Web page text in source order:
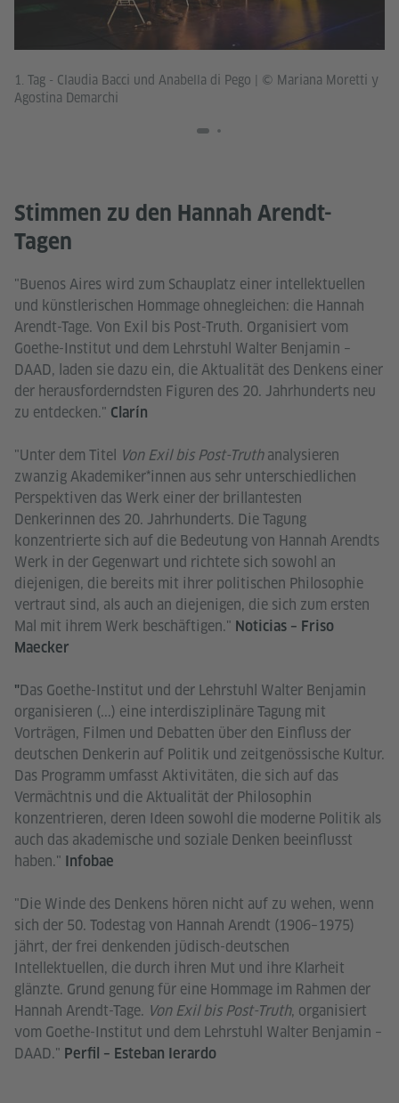
1. Tag - Claudia Bacci und Anabella di Pego | © Mariana Moretti y
Agostina Demarchi
Stimmen zu den Hannah Arendt-
Tagen
"Buenos Aires wird zum Schauplatz einer intellektuellen
und künstlerischen Hommage ohnegleichen: die Hannah
Arendt-Tage. Von Exil bis Post-Truth. Organisiert vom
Goethe-Institut und dem Lehrstuhl Walter Benjamin –
DAAD, laden sie dazu ein, die Aktualität des Denkens einer
der herausforderndsten Figuren des 20. Jahrhunderts neu
zu entdecken." Clarín
"Unter dem Titel Von Exil bis Post-Truthanalysieren
zwanzig Akademiker*innen aus sehr unterschiedlichen
Perspektiven das Werk einer der brillantesten
Denkerinnen des 20. Jahrhunderts. Die Tagung
konzentrierte sich auf die Bedeutung von Hannah Arendts
Werk in der Gegenwart und richtete sich sowohl an
diejenigen, die bereits mit ihrer politischen Philosophie
vertraut sind, als auch an diejenigen, die sich zum ersten
Mal mit ihrem Werk beschäftigen." Noticias – Friso
Maecker
"Das Goethe-Institut und der Lehrstuhl Walter Benjamin
organisieren (...) eine interdisziplinäre Tagung mit
Vorträgen, Filmen und Debatten über den Einfluss der
deutschen Denkerin auf Politik und zeitgenössische Kultur.
Das Programm umfasst Aktivitäten, die sich auf das
Vermächtnis und die Aktualität der Philosophin
konzentrieren, deren Ideen sowohl die moderne Politik als
auch das akademische und soziale Denken beeinflusst
haben." Infobae
"Die Winde des Denkens hören nicht auf zu wehen, wenn
sich der 50. Todestag von Hannah Arendt (1906–1975)
jährt, der frei denkenden jüdisch-deutschen
Intellektuellen, die durch ihren Mut und ihre Klarheit
glänzte. Grund genung für eine Hommage im Rahmen der
Hannah Arendt-Tage. Von Exil bis Post-Truth, organisiert
vom Goethe-Institut und dem Lehrstuhl Walter Benjamin –
DAAD." Perfil – Esteban Ierardo